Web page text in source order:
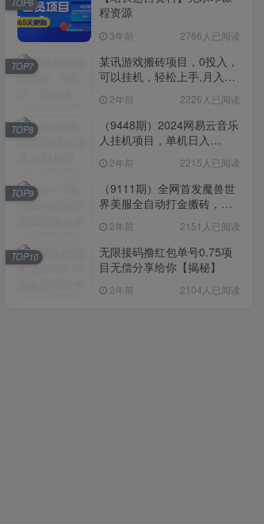
程资源
3年前 2766人已阅读
某讯游戏搬砖项目，0投入，
可以挂机，轻松上手,月入
2年前 2226人已阅读
TOP7
（9448期）2024网易云音乐
人挂机项目，单机日入
2年前 2215人已阅读
TOP8
（9111期）全网首发魔兽世
界美服全自动打金搬砖，日
姆级教学
2年前 2151人已阅读
TOP9
无限接码撸红包单号0.75项
目无偿分享给你【揭秘】
2年前 2104人已阅读
TOP10